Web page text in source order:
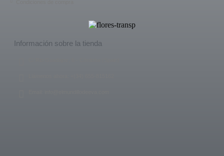
Información sobre la tienda